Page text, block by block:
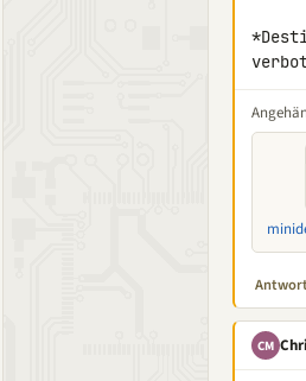
CM